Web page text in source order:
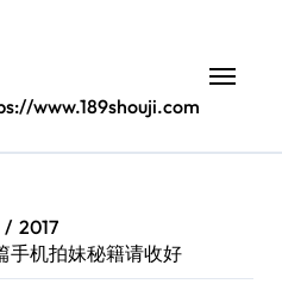
www.189shouji.com
2017
手机拍妹秘籍请收好